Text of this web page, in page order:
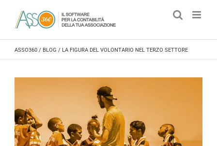
ASSO360 / BLOG / LA FIGURA DEL VOLONTARIO NEL TERZO SETTORE